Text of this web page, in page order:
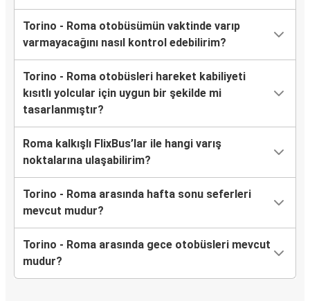
Torino - Roma otobüsümün vaktinde varıp
varmayacağını nasıl kontrol edebilirim?
Torino - Roma otobüsleri hareket kabiliyeti
kısıtlı yolcular için uygun bir şekilde mi
tasarlanmıştır?
Roma kalkışlı FlixBus’lar ile hangi varış
noktalarına ulaşabilirim?
Torino - Roma arasında hafta sonu seferleri
mevcut mudur?
Torino - Roma arasında gece otobüsleri mevcut
mudur?